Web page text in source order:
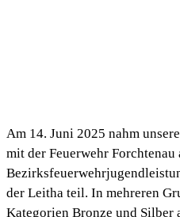
Am 14. Juni 2025 nahm
mit der Feuerwehr Forchtenau
der Leitha teil. In mehreren
Kategorien Bronze und Silber